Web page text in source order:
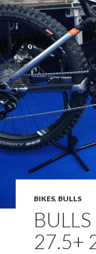
BIKES, BULLS
27.5+